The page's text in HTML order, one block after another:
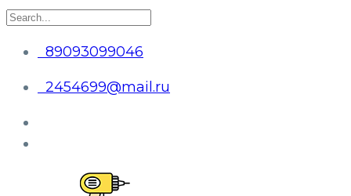
89093099046
2454699@mail.ru